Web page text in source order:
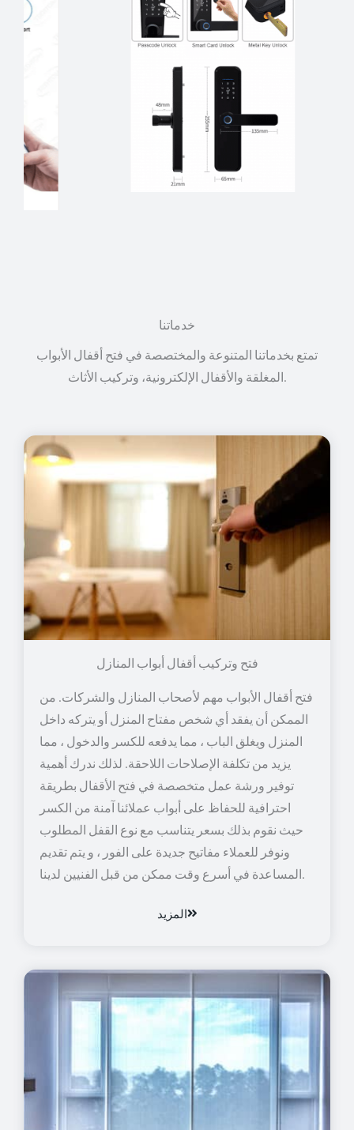
خدماتنا
تمتع بخدماتنا المتنوعة والمختصصة في فتح أقفال الأبواب
فتح وتركيب أقفال أبواب المنازل
فتح أقفال الأبواب مهم لأصحاب المنازل والشركات. من
الممكن أن يفقد أي شخص مفتاح المنزل أو يتركه داخل
المنزل ويغلق الباب ، مما يدفعه للكسر والدخول ، مما
يزيد من تكلفة الإصلاحات اللاحقة. لذلك ندرك أهمية
توفير ورشة عمل متخصصة في فتح الأقفال بطريقة
احترافية للحفاظ على أبواب عملائنا آمنة من الكسر
حيث نقوم بذلك بسعر يتناسب مع نوع القفل المطلوب
ونوفر للعملاء مفاتيح جديدة على الفور ، و يتم تقديم
المساعدة في أسرع وقت ممكن من قبل الفنيين لدينا.
المزيد